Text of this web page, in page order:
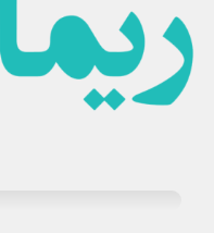
دوام طولانی‌مدت: ماندگاری
کاربرد آسان: بدون نیاز به
موارد استفاده: